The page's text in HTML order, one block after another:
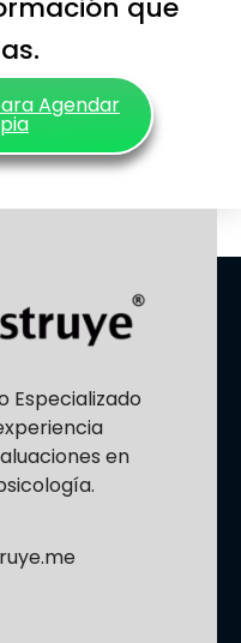
que
Agendar
Especializado
en